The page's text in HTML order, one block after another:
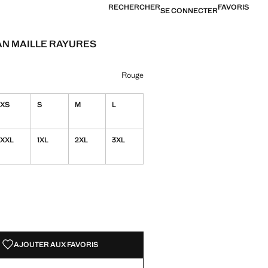
RECHERCHERSE CONNECTERFAVORIS
MAILLE RAYURES
€ ]
couleur
sélectionnée
Bleu
Rouge
XS S M L
XXL 1XL 2XL 3XL
AJOUTER AUX FAVORIS